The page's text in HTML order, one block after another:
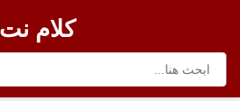
كلام نت